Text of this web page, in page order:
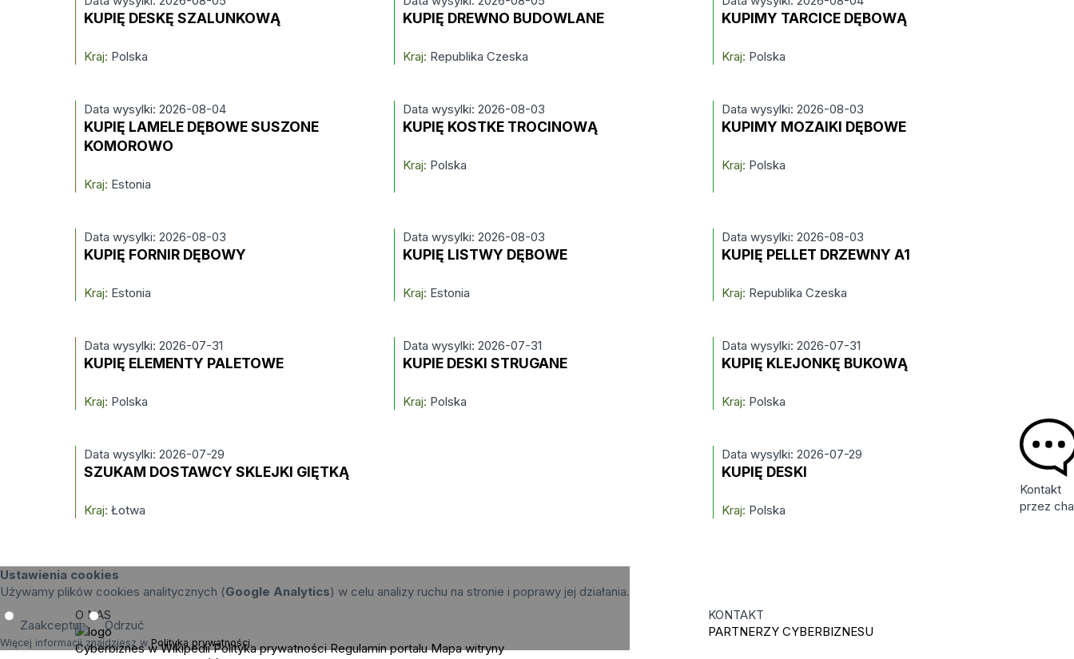
KUPIĘ DESKĘ SZALUNKOWĄ
Kraj: Polska
KUPIĘ DREWNO BUDOWLANE
Kraj: Republika Czeska
KUPIMY TARCICE DĘBOWĄ
Kraj: Polska
Data wysylki: 2026-08-04
KUPIĘ LAMELE DĘBOWE SUSZONE
KOMOROWO
Kraj: Estonia
Data wysylki: 2026-08-03
KUPIĘ KOSTKE TROCINOWĄ
Kraj: Polska
Data wysylki: 2026-08-03
KUPIMY MOZAIKI DĘBOWE
Kraj: Polska
Data wysylki: 2026-08-03
KUPIĘ FORNIR DĘBOWY
Kraj: Estonia
Data wysylki: 2026-08-03
KUPIĘ LISTWY DĘBOWE
Kraj: Estonia
Data wysylki: 2026-08-03
KUPIĘ PELLET DRZEWNY A1
Kraj: Republika Czeska
Data wysylki: 2026-07-31
KUPIĘ ELEMENTY PALETOWE
Kraj: Polska
Data wysylki: 2026-07-31
KUPIE DESKI STRUGANE
Kraj: Polska
Data wysylki: 2026-07-31
KUPIĘ KLEJONKĘ BUKOWĄ
Kraj: Polska
Data wysylki: 2026-07-29
SZUKAM DOSTAWCY SKLEJKI GIĘTKĄ
Kraj: Łotwa
Data wysylki: 2026-07-29
KUPIĘ DESKI
Kraj: Polska
Kontakt
przez
Ustawienia cookies
Używamy plików cookies analitycznych (Google Analytics) w celu analizy ruchu na stronie i poprawy jej działania.
Zaakceptuj Odrzuć
Więcej informacji znajdziesz w Polityka prywatności.
O NAS
Cyberbiznes w Wikipedii Polityka prywatności Regulamin portalu Mapa witryny
KONTAKT
PARTNERZY CYBERBIZNESU